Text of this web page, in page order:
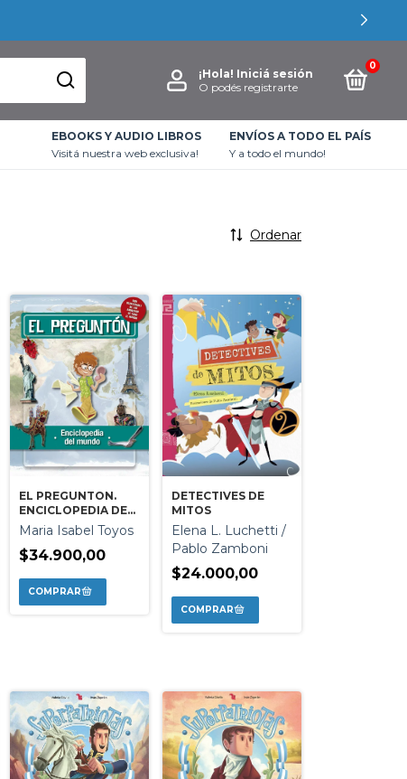
¡Hola! Iniciá sesión
O podés registrarte
0
EBOOKS Y AUDIO LIBROS
Visitá nuestra web exclusiva!
ENVÍOS A TODO EL PAÍS
Y a todo el mundo!
Ordenar
EL PREGUNTON.
ENCICLOPEDIA DEL
MUNDO
Maria Isabel Toyos
$34.900,00
DETECTIVES DE
MITOS
Elena L. Luchetti /
Pablo Zamboni
$24.000,00